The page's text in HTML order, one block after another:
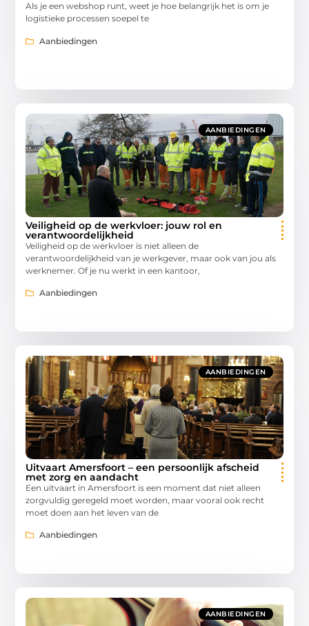
Als je een webshop runt, weet je hoe belangrijk het is om je
logistieke processen soepel te
Aanbiedingen
AANBIEDINGEN
Veiligheid op de werkvloer: jouw rol en
verantwoordelijkheid
Veiligheid op de werkvloer is niet alleen de
verantwoordelijkheid van je werkgever, maar ook van jou als
werknemer. Of je nu werkt in een kantoor,
Aanbiedingen
AANBIEDINGEN
Uitvaart Amersfoort – een persoonlijk afscheid
met zorg en aandacht
Een uitvaart in Amersfoort is een moment dat niet alleen
zorgvuldig geregeld moet worden, maar vooral ook recht
moet doen aan het leven van de
Aanbiedingen
AANBIEDINGEN